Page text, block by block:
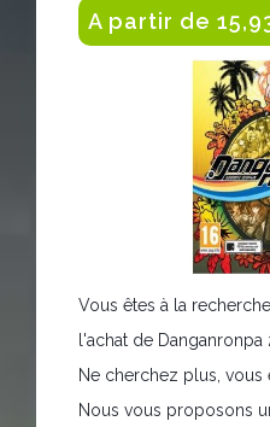
A partir de
Vous êtes à la
l'achat de
Ne cherchez plus, vous
Nous vous proposons